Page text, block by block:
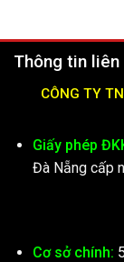
Thông tin liên
CÔNG TY
Giấy phép
Đà Nẵng cấp
Cơ sở chính: